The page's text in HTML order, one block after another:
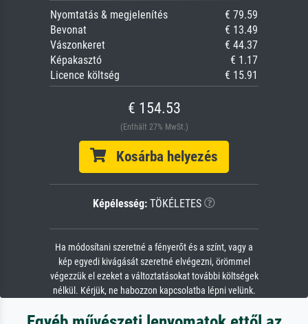
Nyomtatás & megjelenítés
€ 79.59
Bevonat
€ 13.49
Vászonkeret
€ 44.37
Képakasztó
€ 1.17
Licence költség
€ 15.91
€ 154.53
(Enthält 27% MwSt.)
Kosárba helyezés
Képélesség: TÖKÉLETES
Ha módosítani szeretné a fényerőt és a színt, vagy a
kép egyedi kivágását szeretné elvégezni, örömmel
végezzük el ezeket a változtatásokat további költségek
nélkül. Kérjük, ne habozzon kapcsolatba lépni velünk.